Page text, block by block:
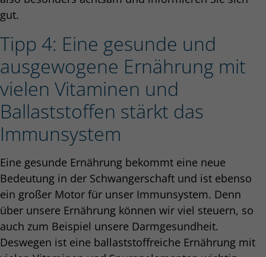
gut.
Tipp 4: Eine gesunde und
ausgewogene Ernährung mit
vielen Vitaminen und
Ballaststoffen stärkt das
Immunsystem
Eine gesunde Ernährung bekommt eine neue
Bedeutung in der Schwangerschaft und ist ebenso
ein großer Motor für unser Immunsystem. Denn
über unsere Ernährung können wir viel steuern, so
auch zum Beispiel unsere Darmgesundheit.
Deswegen ist eine ballaststoffreiche Ernährung mit